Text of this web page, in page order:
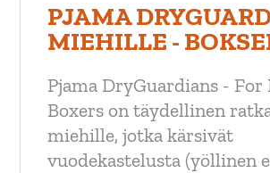
PJAMA
MIEHILLE -
Pjama DryGuardians - For
Boxers on täydellinen
miehille, jotka kärsivät
vuodekastelusta (yöllinen